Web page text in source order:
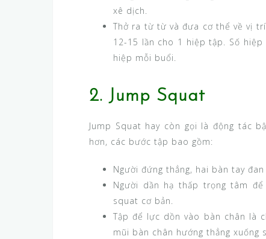
xê dịch.
Thở ra từ từ và đưa cơ thể về vị
12-15 lần cho 1 hiệp tập. Số
hiệp mỗi buổi.
2. Jump Squat
Jump Squat hay còn gọi là động tác
hơn, các bước tập bao gồm:
Người đứng thẳng, hai bàn tay
Người dần hạ thấp trọng tâm
squat cơ bản.
Tập để lực dồn vào bàn chân là
mũi bàn chân hướng thẳng xuống